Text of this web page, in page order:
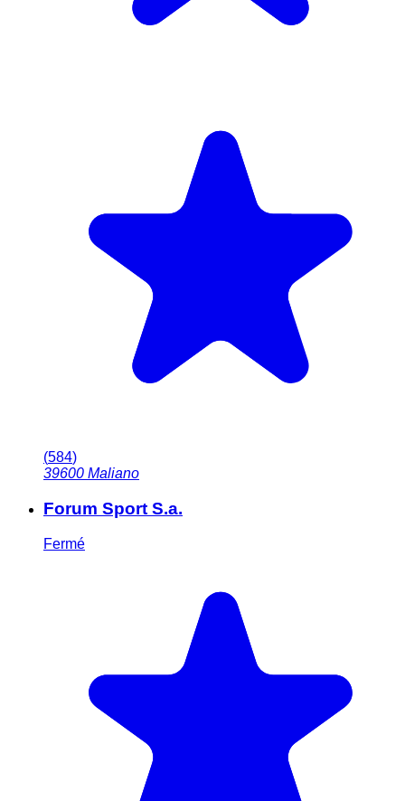
(584)
39600 Maliano
Forum Sport S.a.
Fermé